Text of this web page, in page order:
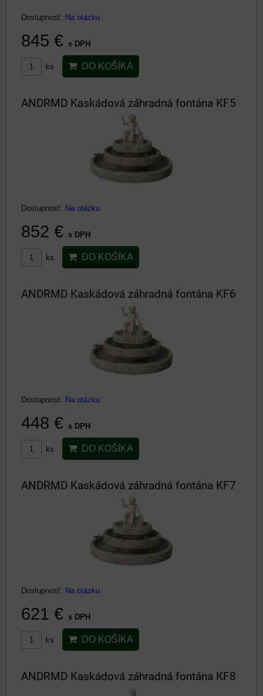
Dostupnosť: Na otázku
845 € s DPH
ks DO KOŠÍKA
ANDRMD Kaskádová záhradná fontána KF5
Dostupnosť: Na otázku
852 € s DPH
ks DO KOŠÍKA
ANDRMD Kaskádová záhradná fontána KF6
Dostupnosť: Na otázku
448 € s DPH
ks DO KOŠÍKA
ANDRMD Kaskádová záhradná fontána KF7
Dostupnosť: Na otázku
621 € s DPH
ks DO KOŠÍKA
ANDRMD Kaskádová záhradná fontána KF8